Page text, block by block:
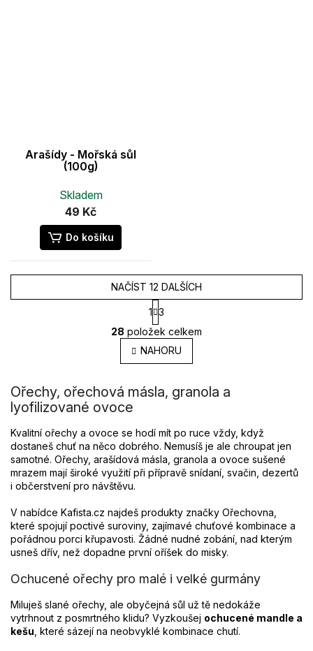
Arašídy - Mořská sůl
(100g)
Skladem
49 Kč
Do košíku
O
v
l
á
a
p
r
v
k
ý
p
i
s
NAČÍST 12 DALŠÍCH
S
t
r
á
n
k
v
á
1 3
28 položek celkem
NAHORU
Ořechy, ořechová másla, granola a
lyofilizované ovoce
Kvalitní ořechy a ovoce se hodí mít po ruce vždy, když
dostaneš chuť na něco dobrého. Nemusíš je ale chroupat jen
samotné. Ořechy, arašídová másla, granola a ovoce sušené
mrazem mají široké využití při přípravě snídaní, svačin, dezertů
i občerstvení pro návštěvu.
V nabídce Kafista.cz najdeš produkty značky Ořechovna,
které spojují poctivé suroviny, zajímavé chuťové kombinace a
pořádnou porci křupavosti. Žádné nudné zobání, nad kterým
usneš dřív, než dopadne první oříšek do misky.
Ochucené ořechy pro malé i velké gurmány
Miluješ slané ořechy, ale obyčejná sůl už tě nedokáže
vytrhnout z posmrtného klidu? Vyzkoušej ochucené mandle a
kešu, které sázejí na neobvyklé kombinace chutí.